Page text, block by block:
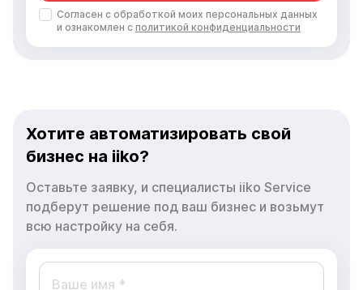
Согласен с обработкой моих персональных данных
и ознакомлен с политикой конфиденциальности
Хотите автоматизировать свой
бизнес на iiko?
Оставьте заявку, и специалисты iiko Service
подберут решение под ваш бизнес и возьмут
всю настройку на себя.